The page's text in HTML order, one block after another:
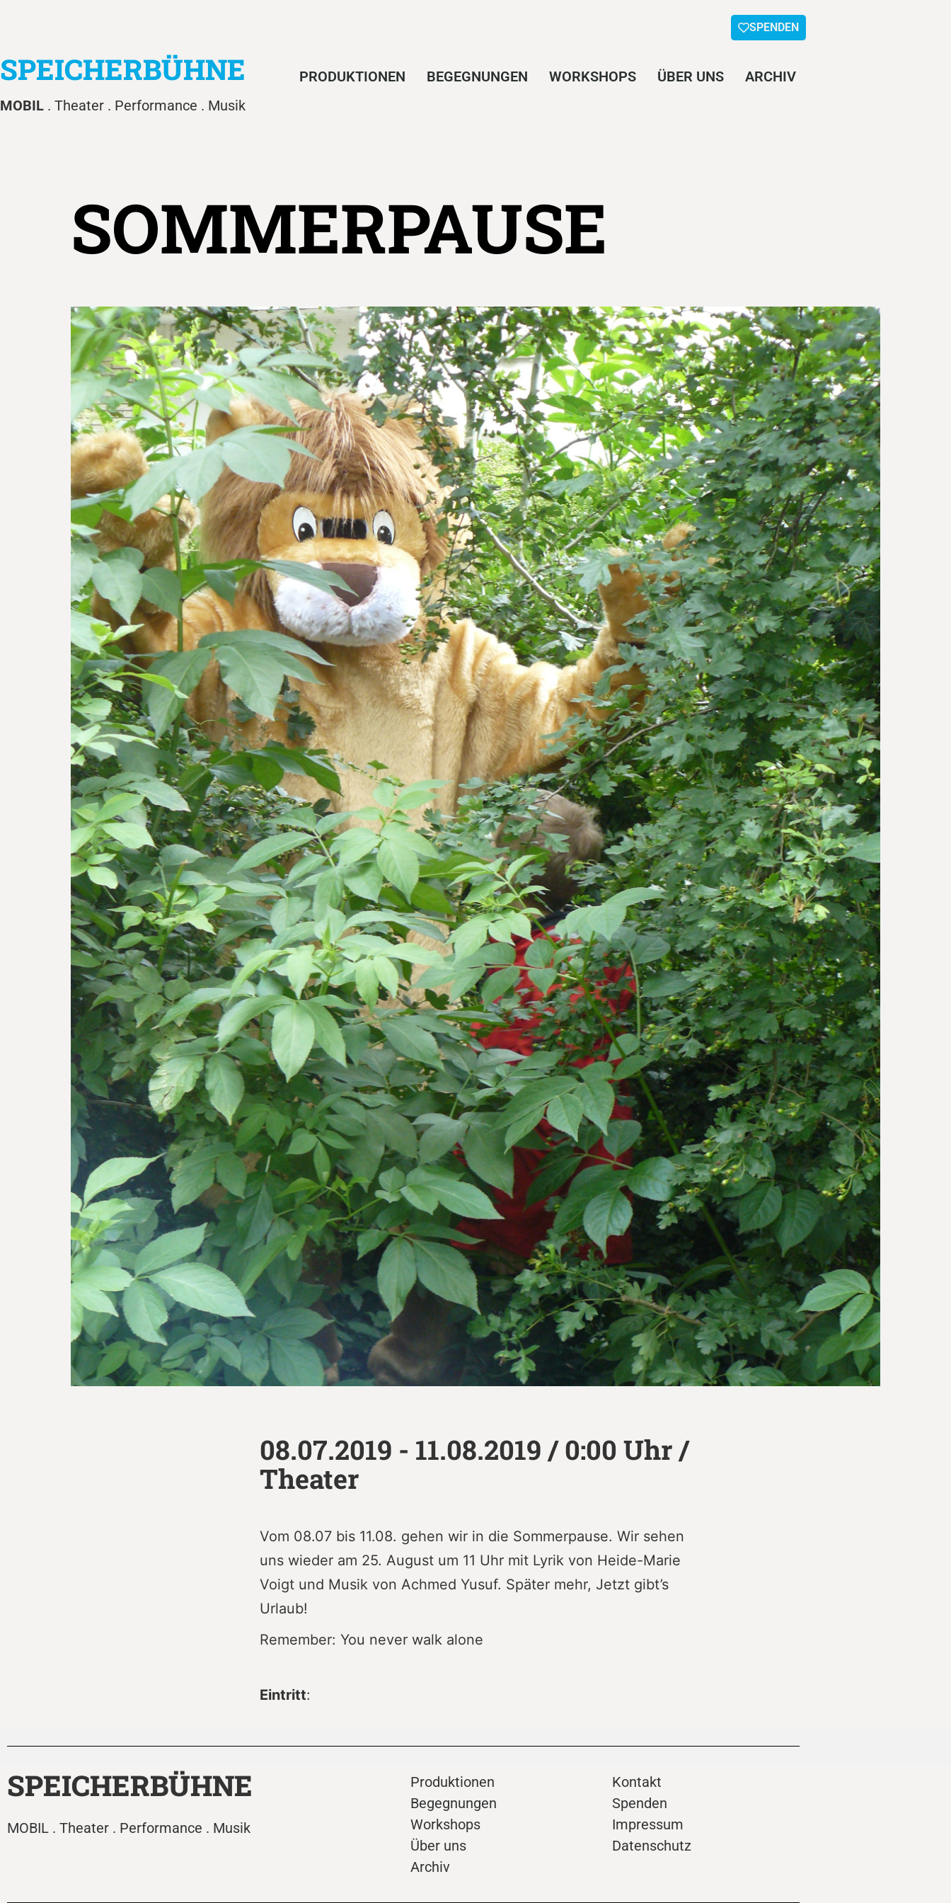
SPENDEN
SPEICHERBÜHNE
MOBIL . Theater . Performance . Musik
PRODUKTIONEN BEGEGNUNGEN WORKSHOPS ÜBER UNS ARCHIV
SOMMERPAUSE
08.07.2019 - 11.08.2019 / 0:00 Uhr /
Theater
Vom 08.07 bis 11.08. gehen wir in die Sommerpause. Wir sehen
uns wieder am 25. August um 11 Uhr mit Lyrik von Heide-Marie
Voigt und Musik von Achmed Yusuf. Später mehr, Jetzt gibt’s
Urlaub!
Remember: You never walk alone
Eintritt:
SPEICHERBÜHNE
MOBIL . Theater . Performance . Musik
Produktionen
Begegnungen
Workshops
Über uns
Archiv
Kontakt
Spenden
Impressum
Datenschutz